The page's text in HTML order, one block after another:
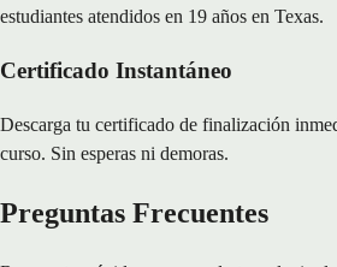
estudiantes atendidos en 19 años en Texas.
Certificado Instantáneo
Descarga tu certificado de finalización
curso. Sin esperas ni demoras.
Preguntas Frecuentes